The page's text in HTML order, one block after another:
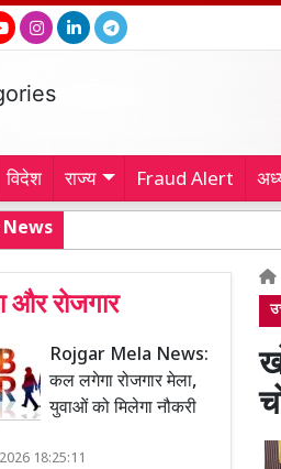
विदेश राज्य Fraud Alert
और रोजगार
Rojgar Mela News:
कल लगेगा रोजगार मेला,
युवाओं को मिलेगा नौकरी
18:25:11